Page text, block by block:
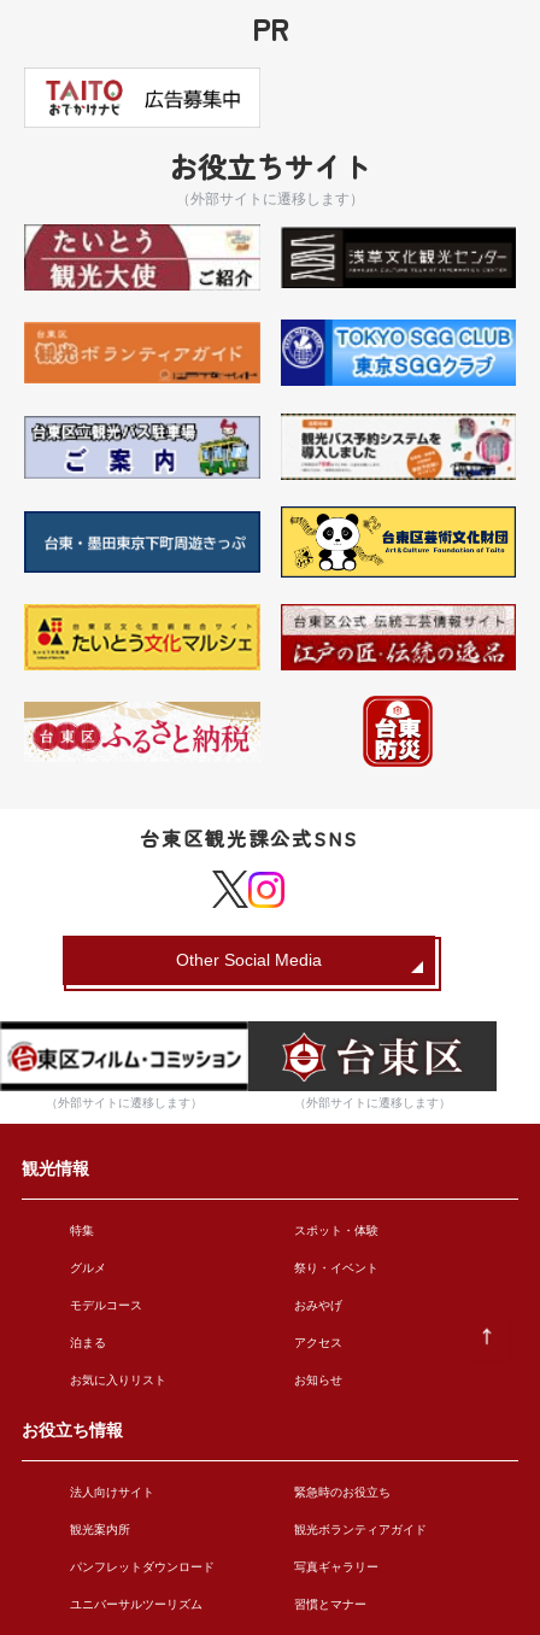
PR
お役立ちサイト
（外部サイトに遷移します）
台東区観光課公式SNS
Other Social Media
（外部サイトに遷移します） （外部サイトに遷移します）
観光情報
特集 スポット・体験
グルメ 祭り・イベント
モデルコース おみやげ
泊まる アクセス
お気に入りリスト お知らせ
お役立ち情報
法人向けサイト 緊急時のお役立ち
観光案内所 観光ボランティアガイド
パンフレットダウンロード 写真ギャラリー
ユニバーサルツーリズム 習慣とマナー